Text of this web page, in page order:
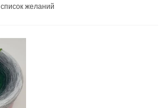
желаний